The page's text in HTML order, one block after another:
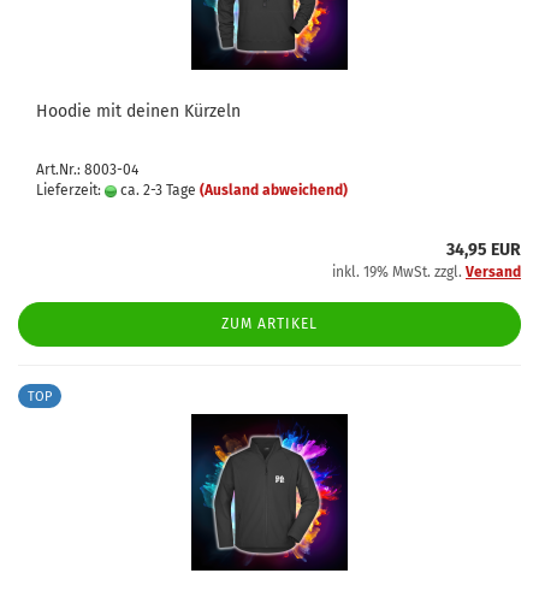
Hoodie mit deinen Kürzeln
Art.Nr.: 8003-04
Lieferzeit:
ca. 2-3 Tage (Ausland abweichend)
34,95 EUR
inkl. 19% MwSt. zzgl. Versand
ZUM ARTIKEL
TOP